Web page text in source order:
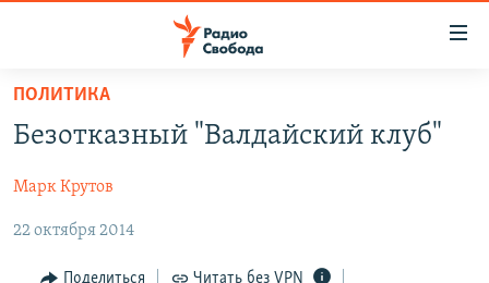
упрощенного
доступа
содержанию
Вернутся
АВТОРСКИЕ ПРОЕКТЫ
ЦИТАТЫ СВОБОДЫ
МНЕНИЯ
ПОЛИТИКА
Безотказный "Валдайский клуб"
Марк Крутов
22 октября 2014
Поделиться Читать без VPN